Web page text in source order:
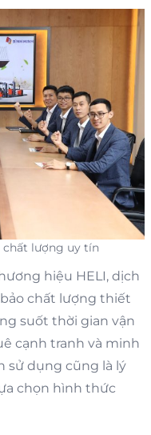
lượng uy tín
hiệu HELI, dịch
chất lượng thiết
suốt thời gian vận
cạnh tranh và minh
sử dụng cũng là lý
chọn hình thức